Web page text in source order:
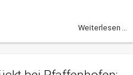
Weiterlesen ...